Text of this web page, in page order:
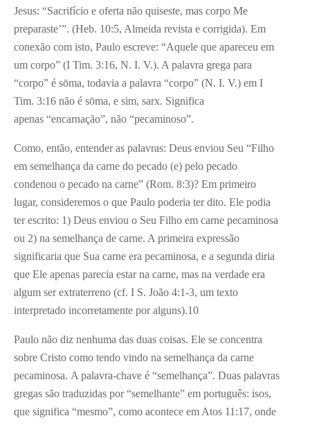
Jesus: “Sacrifício e oferta não quiseste, mas corpo Me
preparaste’”. (Heb. 10:5, Almeida revista e corrigida). Em
conexão com isto, Paulo escreve: “Aquele que apareceu em
um corpo” (I Tim. 3:16, N. I. V.). A palavra grega para
“corpo” é sōma, todavia a palavra “corpo” (N. I. V.) em I
Tim. 3:16 não é sōma, e sim, sarx. Significa
apenas “encarnação”, não “pecaminoso”.
Como, então, entender as palavras: Deus enviou Seu “Filho
em semelhança da carne do pecado (e) pelo pecado
condenou o pecado na carne” (Rom. 8:3)? Em primeiro
lugar, consideremos o que Paulo poderia ter dito. Ele podia
ter escrito: 1) Deus enviou o Seu Filho em carne pecaminosa
ou 2) na semelhança de carne. A primeira expressão
significaria que Sua carne era pecaminosa, e a segunda diria
que Ele apenas parecia estar na carne, mas na verdade era
algum ser extraterreno (cf. I S. João 4:1-3, um texto
interpretado incorretamente por alguns).10
Paulo não diz nenhuma das duas coisas. Ele se concentra
sobre Cristo como tendo vindo na semelhança da carne
pecaminosa. A palavra-chave é “semelhança”. Duas palavras
gregas são traduzidas por “semelhante” em português: isos,
que significa “mesmo”, como acontece em Atos 11:17, onde